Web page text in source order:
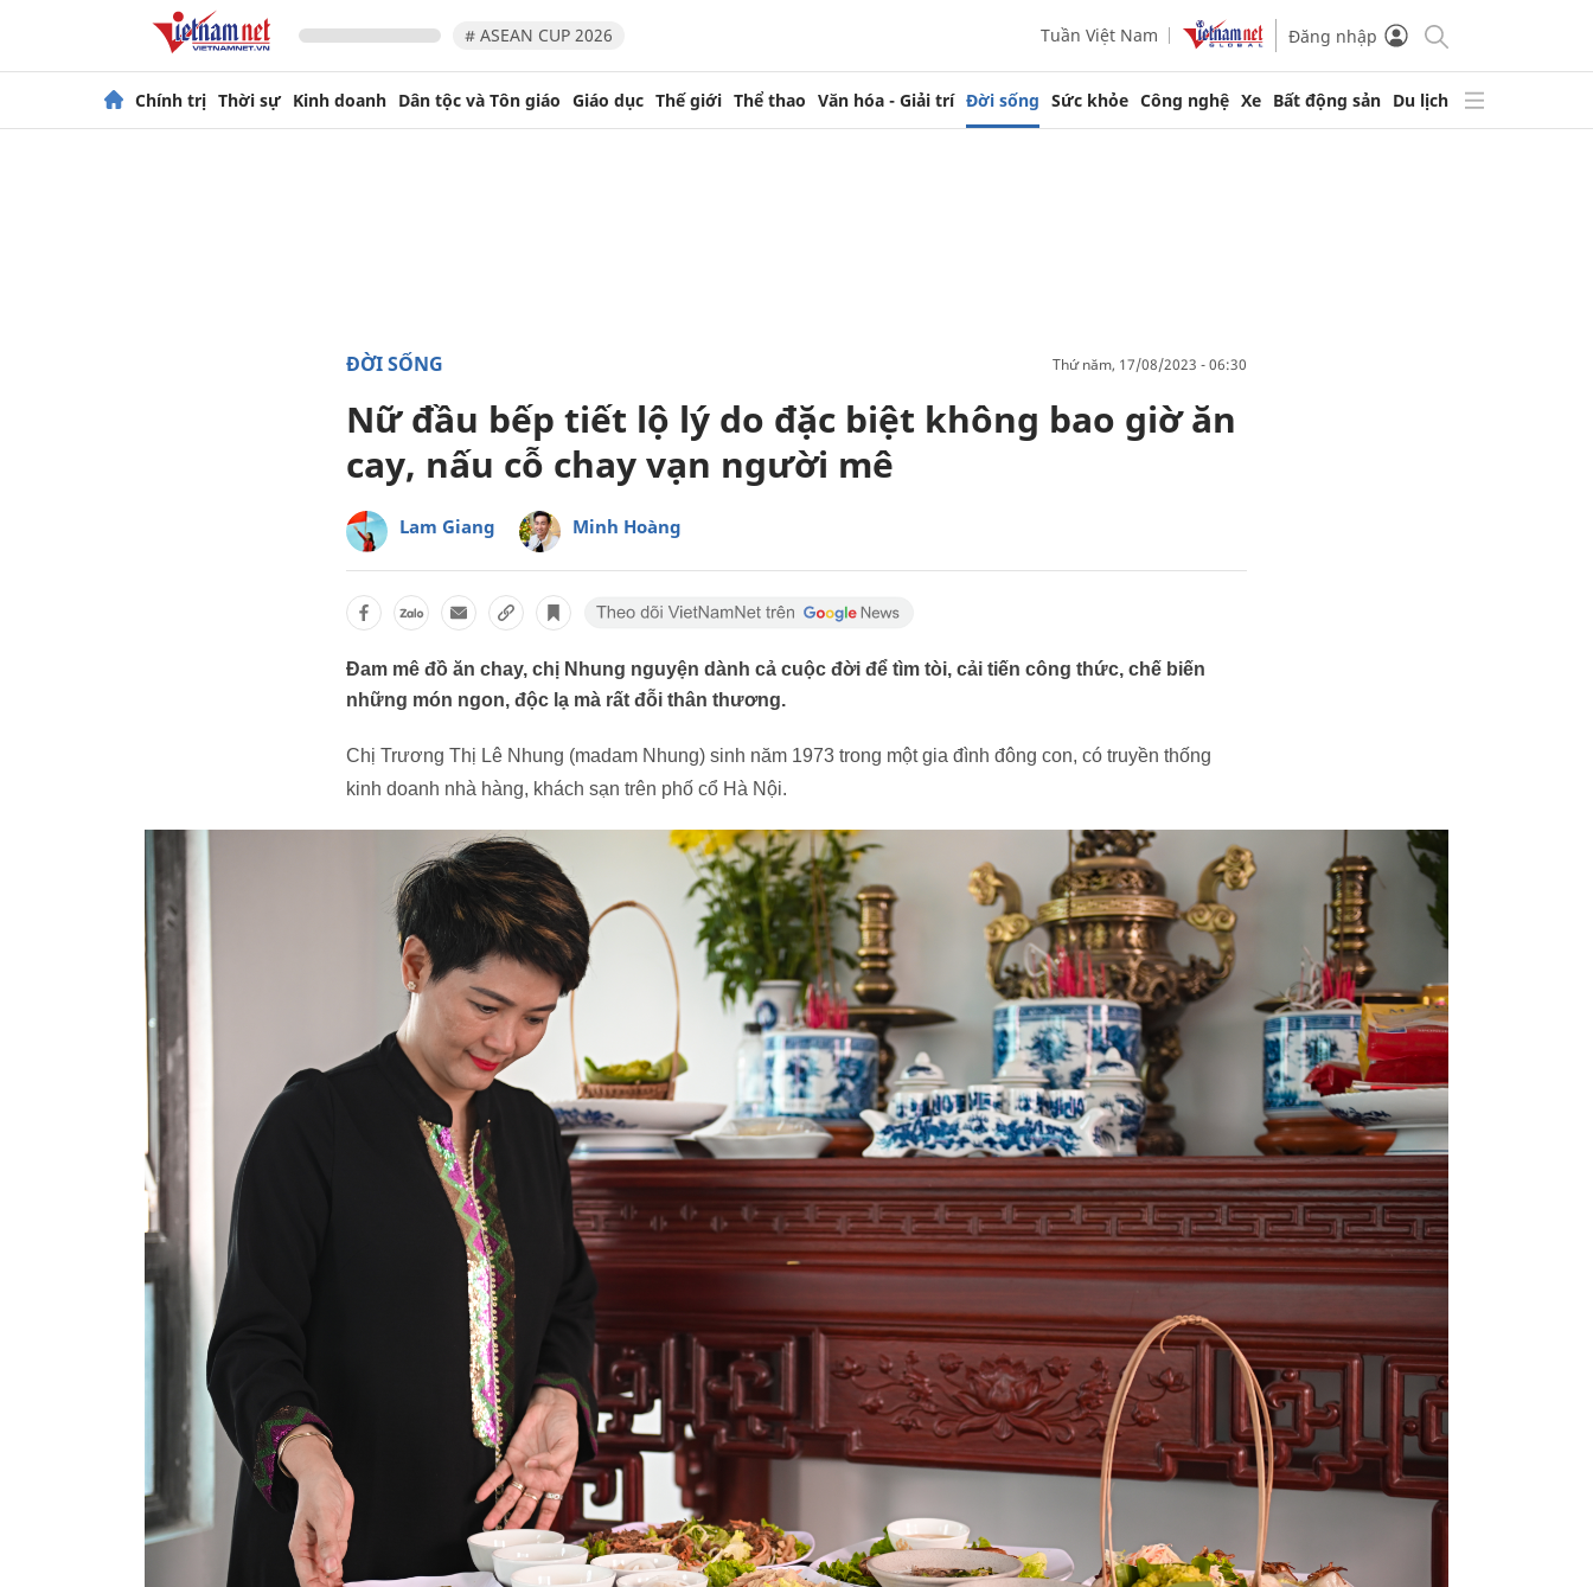
# ASEAN CUP 2026 Tuần Việt Nam Đăng nhập
Chính trị Thời sự Kinh doanh Dân tộc và Tôn giáo Giáo dục Thế giới Thể thao Văn hóa - Giải trí Đời sống Sức khỏe Công nghệ Xe Bất động sản Du lịch
ĐỜI SỐNG thứ năm, 17/08/2023 - 06:30
Nữ đầu bếp tiết lộ lý do đặc biệt không bao giờ ăn
cay, nấu cỗ chay vạn người mê
Lam Giang Minh Hoàng
Đam mê đồ ăn chay, chị Nhung nguyện dành cả cuộc đời để tìm tòi, cải tiến công thức, chế biến
những món ngon, độc lạ mà rất đỗi thân thương.
Chị Trương Thị Lê Nhung (madam Nhung) sinh năm 1973 trong một gia đình đông con, có truyền thống
kinh doanh nhà hàng, khách sạn trên phố cổ Hà Nội.